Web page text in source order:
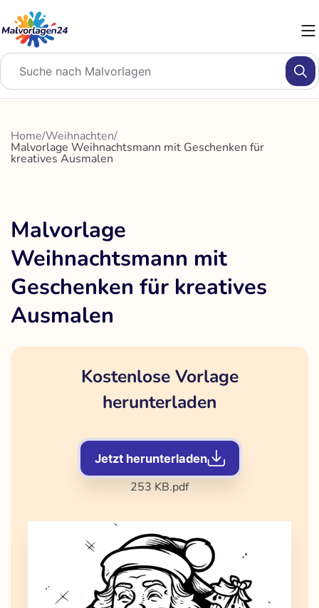
Inhalt
springen
Home/Weihnachten/
Malvorlage Weihnachtsmann mit Geschenken für
kreatives Ausmalen
Malvorlage
Weihnachtsmann mit
Geschenken für kreatives
Ausmalen
Kostenlose Vorlage
herunterladen
Jetzt herunterladen
253 KB.pdf